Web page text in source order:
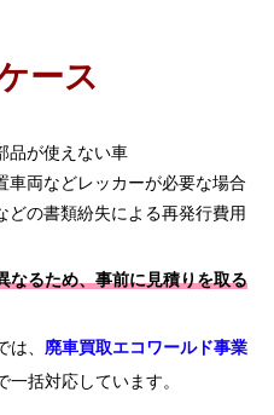
ース
品が使えない車
車両などレッカーが必要な場合
どの書類紛失による再発行費用
なるため、事前に見積りを取る
、 廃車買取エコワールド事業
括対応しています。